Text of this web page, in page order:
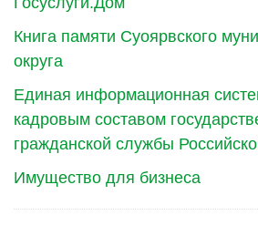
Книга памяти Суоярвского
округа
Единая информационная
кадровым составом
гражданской службы
Имущество для бизнеса